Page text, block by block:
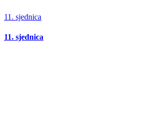
11. sjednica
11. sjednica